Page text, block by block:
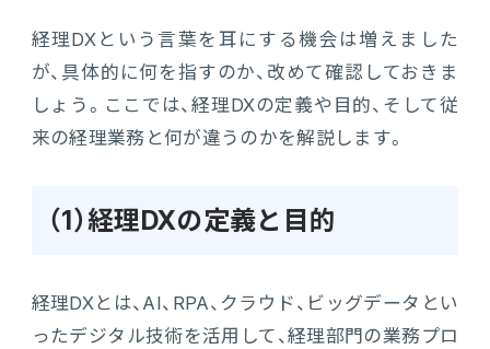
経理DXという言葉を耳にする機会は増えました
が、具体的に何を指すのか、改めて確認しておきま
しょう。ここでは、経理DXの定義や目的、そして従
来の経理業務と何が違うのかを解説します。
（1）経理DXの定義と目的
経理DXとは、AI、RPA、クラウド、ビッグデータとい
ったデジタル技術を活用して、経理部門の業務プロ